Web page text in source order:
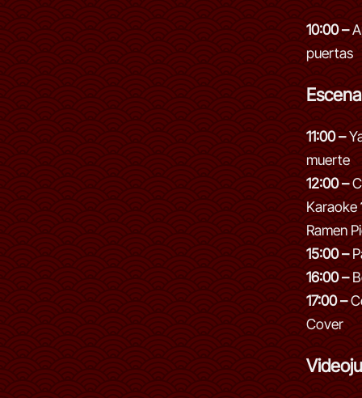
10:00 –
puertas
11:00 –
muerte
12:00 –
Karaoke
Ramen
15:00 –
16:00 –
17:00 –
Cover